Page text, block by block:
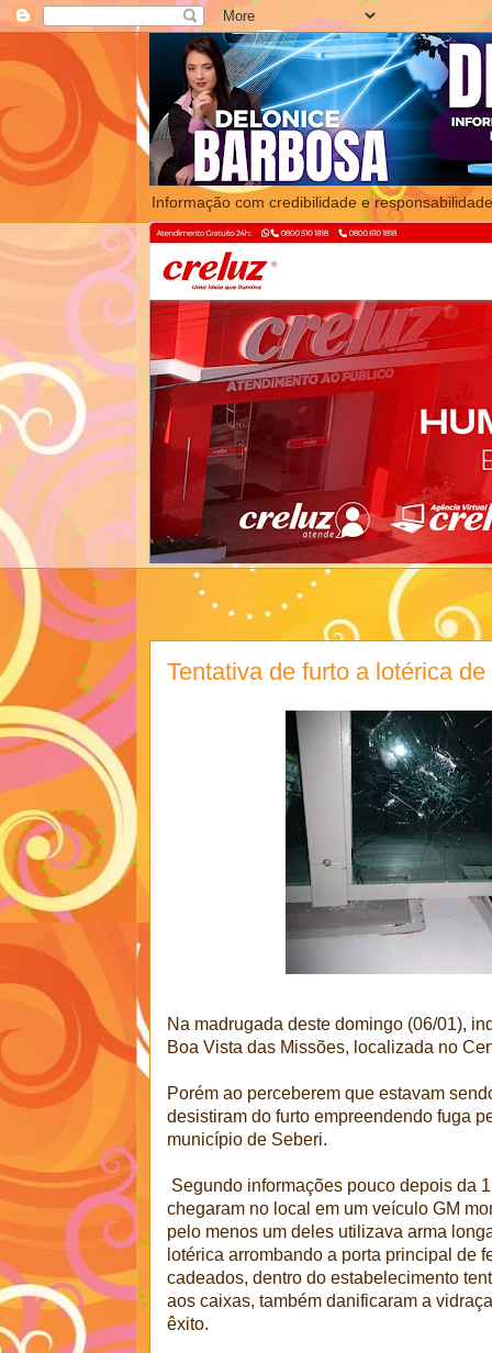
Informação com credibilidade e
Tentativa de furto a lotérica
Na madrugada deste domingo (06/01),
Boa Vista das Missões, localizada no
Porém ao perceberem que estavam
desistiram do furto empreendendo fuga
município de Seberi.
Segundo informações pouco depois da
chegaram no local em um veículo GM
pelo menos um deles utilizava arma
lotérica arrombando a porta principal de
cadeados, dentro do estabelecimento
aos caixas, também danificaram a
êxito.